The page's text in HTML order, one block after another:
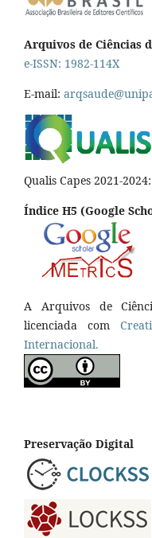
Arquivos de Ciências
e-ISSN: 1982-114X
E-mail:
Qualis Capes 2021-2024:
Índice H5 (Google
A Arquivos de
licenciada com
Internacional.
Preservação Digital